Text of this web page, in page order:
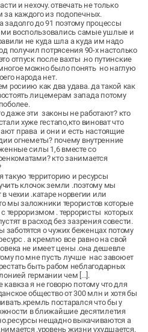
и нехочу. отвечать не только
за каждого из подопечных.
задолго до 91 поэтому процессы
воспользовались самые ушлые и
не куда шла а куда им надо
получил потрясения 90-х настолько
отпуск после вахты .но путинские
можно было понять но наглую
народа нет.
росиию как два удава. да такой как
лицемерам запада потому
даже эти законы не работают? кто
хуже гестапо,кто виноват что
права и они и есть настоящие
огнеметы? почему внутренние
силы 1,6 вместе со
кто занимается
такую территорию и ресурсы
клочок земли .поэтому мы
чехии .катаре норвегии или
мы заложники терористов которые
с терроризмом . террористы которых
в расход без зазрения совести.
о чужих беженцах потому
. а кремлю все равно на свой
не имеет цены .она дешевле
по мне пусть лучше нас завоюет
быть рабом неблагодарных
германии чем [...].
я не говорю потому что для
общество от 300 млн и хотя бы
постарался что бы у
в ближайшие десятилетия
нещадно выкачиваются а
.уровень жизни ухудшается.